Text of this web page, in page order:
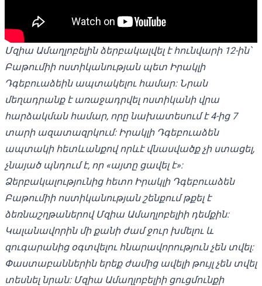
Մզիա Ամաղլոբելին ձերբակալվել է հունվարի 12-ին՝
Բաթումիի ոստիկանության պետ Իրակլի
Դգեբուաձեին ապտակելու համար: Նրան
մեղադրանք է առաջադրվել ոստիկանի վրա
հարձակման համար, որը նախատեսում է 4-ից 7
տարի ազատազրկում: Իրակլի Դգեբուաձեն
ապտակի հետևանքով որևէ վնասվածք չի ստացել,
չնայած պնդում է, որ «այտը ցավել է»:
Ձերբակալությունից հետո Իրակլի Դգեբուաձեն
Բաթումիի ոստիկանության շենքում թքել է
ձեռնաշղթաներով Մզիա Ամաղլոբելիի դեմքին:
Կալանավորին մի քանի ժամ ջուր խմելու և
զուգարանից օգտվելու հնարավորություն չեն տվել:
Փաստաբաններին երեք ժամից ավելի թույլ չեն տվել
տեսնել նրան: Մզիա Ամաղլոբելիի ցուցմունքի